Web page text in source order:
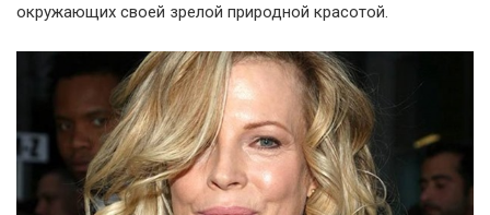
окружающих своей зрелой природной красотой.